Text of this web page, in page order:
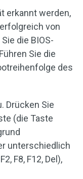
erkannt werden,
von
die BIOS-
Sie die
des
Drücken Sie
(die Taste
unterschiedlich
F8, F12, Del),